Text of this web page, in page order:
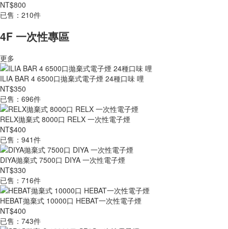
NT$800
已售：210件
4F 一次性專區
更多
ILIA BAR 4 6500口拋棄式電子煙 24種口味 哩
NT$350
已售：696件
RELX拋棄式 8000口 RELX 一次性電子煙
NT$400
已售：941件
DIYA拋棄式 7500口 DIYA 一次性電子煙
NT$330
已售：716件
HEBAT拋棄式 10000口 HEBAT一次性電子煙
NT$400
已售：743件